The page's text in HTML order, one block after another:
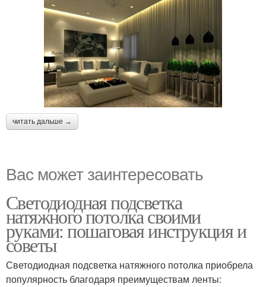
читать дальше →
Вас может заинтересовать
Светодиодная подсветка
натяжного потолка своими
руками: пошаговая инструкция и
советы
Светодиодная подсветка натяжного потолка приобрела
популярность благодаря преимуществам ленты: